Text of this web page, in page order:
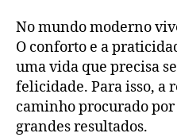
No mundo moderno
O conforto e a
uma vida que precisa
felicidade. Para isso, a
caminho procurado
grandes resultados.